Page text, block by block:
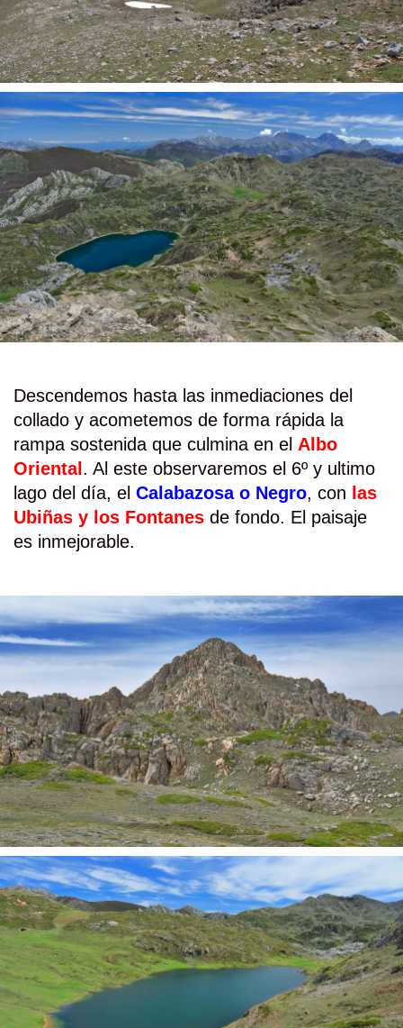
Descendemos hasta las inmediaciones del
collado y acometemos de forma rápida la
rampa sostenida que culmina en el Albo
Oriental . Al este observaremos el 6º y ultimo
lago del día, el Calabazosa o Negro, con las
Ubiñas y los Fontanes de fondo. El paisaje
es inmejorable.